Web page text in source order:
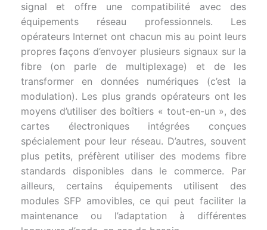
signal et offre une compatibilité avec des
équipements réseau professionnels. Les
opérateurs Internet ont chacun mis au point leurs
propres façons d’envoyer plusieurs signaux sur la
fibre (on parle de multiplexage) et de les
transformer en données numériques (c’est la
modulation). Les plus grands opérateurs ont les
moyens d’utiliser des boîtiers « tout-en-un », des
cartes électroniques intégrées conçues
spécialement pour leur réseau. D’autres, souvent
plus petits, préfèrent utiliser des modems fibre
standards disponibles dans le commerce. Par
ailleurs, certains équipements utilisent des
modules SFP amovibles, ce qui peut faciliter la
maintenance ou l’adaptation à différentes